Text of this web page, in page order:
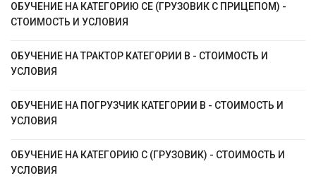
ОБУЧЕНИЕ НА КАТЕГОРИЮ CЕ (ГРУЗОВИК С ПРИЦЕПОМ) -
СТОИМОСТЬ И УСЛОВИЯ
ОБУЧЕНИЕ НА ТРАКТОР КАТЕГОРИИ B - СТОИМОСТЬ И
УСЛОВИЯ
ОБУЧЕНИЕ НА ПОГРУЗЧИК КАТЕГОРИИ B - СТОИМОСТЬ И
УСЛОВИЯ
ОБУЧЕНИЕ НА КАТЕГОРИЮ C (ГРУЗОВИК) - СТОИМОСТЬ И
УСЛОВИЯ